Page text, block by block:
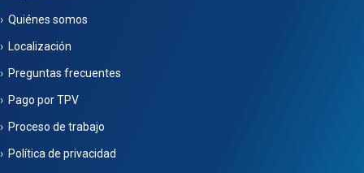
Quiénes somos
Localización
Preguntas frecuentes
Pago por TPV
Proceso de trabajo
Política de privacidad